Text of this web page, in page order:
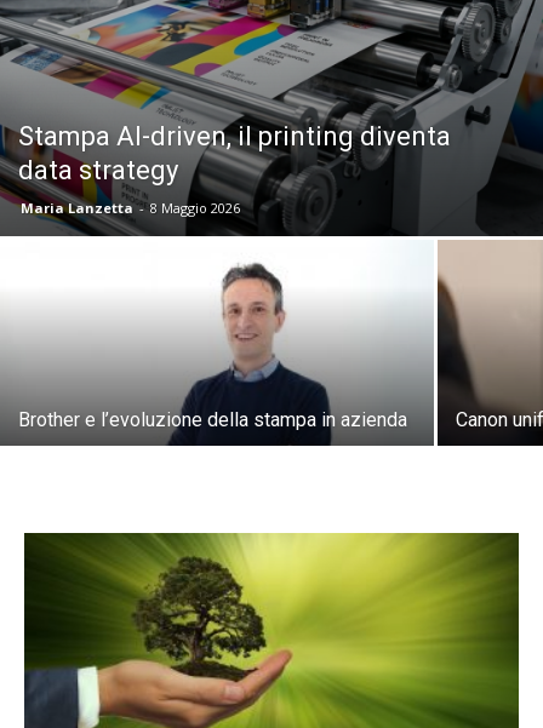
Stampa AI-driven, il printing diventa
data strategy
Maria Lanzetta - 8 Maggio 2026
Brother e l’evoluzione della stampa in azienda Canon